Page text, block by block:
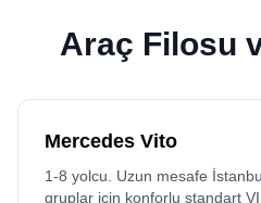
Araç Filosu
Mercedes Vito
1-8 yolcu. Uzun mesafe
gruplar için konforlu standart